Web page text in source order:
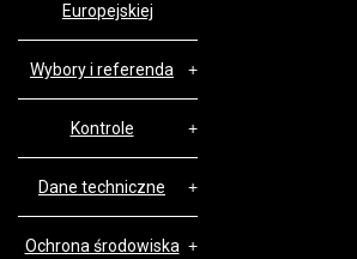
Europejskiej
Wybory i referenda
Kontrole
Dane techniczne
Ochrona środowiska